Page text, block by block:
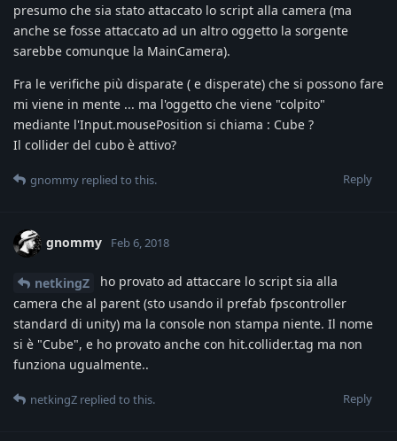
presumo che sia stato attaccato lo script alla camera (ma
anche se fosse attaccato ad un altro oggetto la sorgente
sarebbe comunque la MainCamera).
Fra le verifiche più disparate ( e disperate) che si possono fare
mi viene in mente ... ma l'oggetto che viene "colpito"
mediante l'Input.mousePosition si chiama : Cube ?
Il collider del cubo è attivo?
Reply
gnommy replied to this.
gnommy Feb 6, 2018
netkingZ
ho provato ad attaccare lo script sia alla
camera che al parent (sto usando il prefab fpscontroller
standard di unity) ma la console non stampa niente. Il nome
si è "Cube", e ho provato anche con hit.collider.tag ma non
funziona ugualmente..
Reply
netkingZ replied to this.